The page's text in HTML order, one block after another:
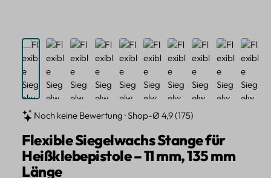
Noch keine Bewertung · Shop-Ø 4,9 (175)
Flexible Siegelwachs Stange für
Heißklebepistole – 11 mm, 135 mm
Länge